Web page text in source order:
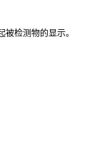
检测物的显示。